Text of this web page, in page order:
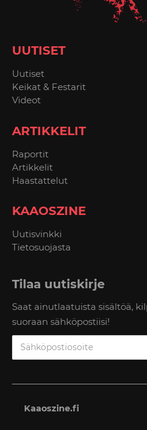
UUTISET
Uutiset
Keikat & Festarit
Videot
ARTIKKELIT
Raportit
Artikkelit
Haastattelut
KAAOSZINE
Uutisvinkki
Tietosuojasta
Tilaa uutiskirje
Saat ainutlaatuista sisältöä,
suoraan sähköpostiisi!
Kaaoszine.fi